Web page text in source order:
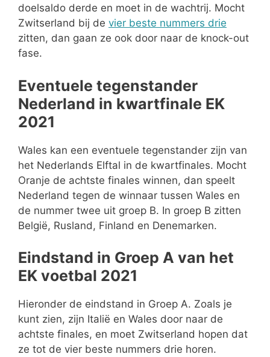
doelsaldo derde en moet in de wachtrij. Mocht
Zwitserland bij de vier beste nummers drie
zitten, dan gaan ze ook door naar de knock-out
fase.
Eventuele tegenstander
Nederland in kwartfinale EK
2021
Wales kan een eventuele tegenstander zijn van
het Nederlands Elftal in de kwartfinales. Mocht
Oranje de achtste finales winnen, dan speelt
Nederland tegen de winnaar tussen Wales en
de nummer twee uit groep B. In groep B zitten
België, Rusland, Finland en Denemarken.
Eindstand in Groep A van het
EK voetbal 2021
Hieronder de eindstand in Groep A. Zoals je
kunt zien, zijn Italië en Wales door naar de
achtste finales, en moet Zwitserland hopen dat
ze tot de vier beste nummers drie horen.